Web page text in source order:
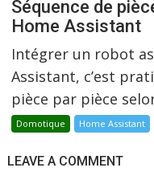
Séquence de
Home Assistant
Intégrer un robot
Assistant, c’est
pièce par pièce
Domotique Home Assistant
LEAVE A COMMENT